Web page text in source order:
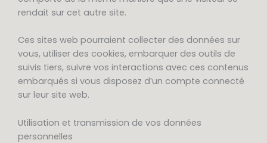
rendait sur cet autre site.
Ces sites web pourraient collecter des données sur
vous, utiliser des cookies, embarquer des outils de
suivis tiers, suivre vos interactions avec ces contenus
embarqués si vous disposez d’un compte connecté
sur leur site web.
Utilisation et transmission de vos données
personnelles